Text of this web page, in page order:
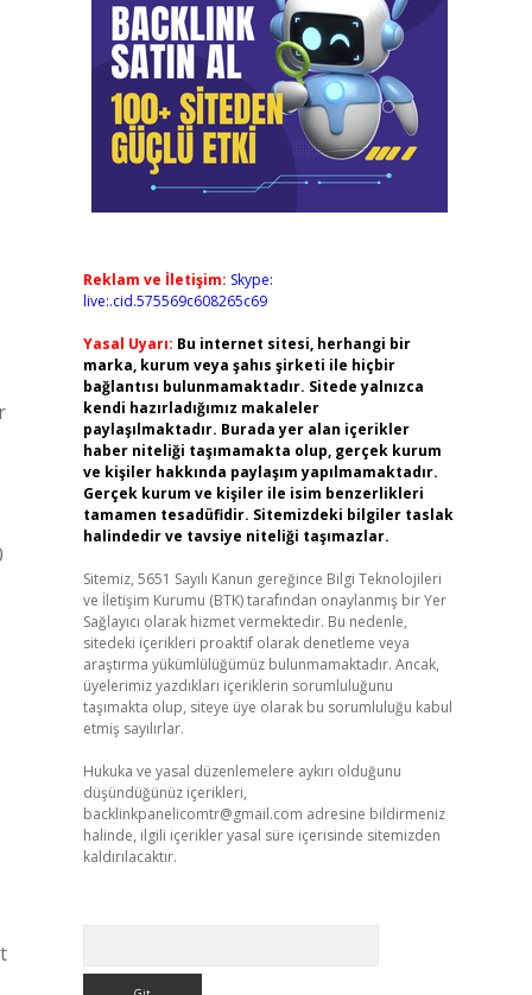
Reklam ve İletişim: Skype:
live:.cid.575569c608265c69
Yasal Uyarı: Bu internet sitesi, herhangi bir
marka, kurum veya şahıs şirketi ile hiçbir
bağlantısı bulunmamaktadır. Sitede yalnızca
kendi hazırladığımız makaleler
paylaşılmaktadır. Burada yer alan içerikler
haber niteliği taşımamakta olup, gerçek kurum
ve kişiler hakkında paylaşım yapılmamaktadır.
Gerçek kurum ve kişiler ile isim benzerlikleri
tamamen tesadüfidir. Sitemizdeki bilgiler taslak
halindedir ve tavsiye niteliği taşımazlar.
Sitemiz, 5651 Sayılı Kanun gereğince Bilgi Teknolojileri
ve İletişim Kurumu (BTK) tarafından onaylanmış bir Yer
Sağlayıcı olarak hizmet vermektedir. Bu nedenle,
sitedeki içerikleri proaktif olarak denetleme veya
araştırma yükümlülüğümüz bulunmamaktadır. Ancak,
üyelerimiz yazdıkları içeriklerin sorumluluğunu
taşımakta olup, siteye üye olarak bu sorumluluğu kabul
etmiş sayılırlar.
Hukuka ve yasal düzenlemelere aykırı olduğunu
düşündüğünüz içerikleri,
backlinkpanelicomtr@gmail.com adresine bildirmeniz
halinde, ilgili içerikler yasal süre içerisinde sitemizden
kaldırılacaktır.